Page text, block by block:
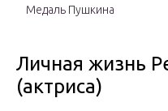
Медаль Пушкина
Личная жизнь
(актриса)